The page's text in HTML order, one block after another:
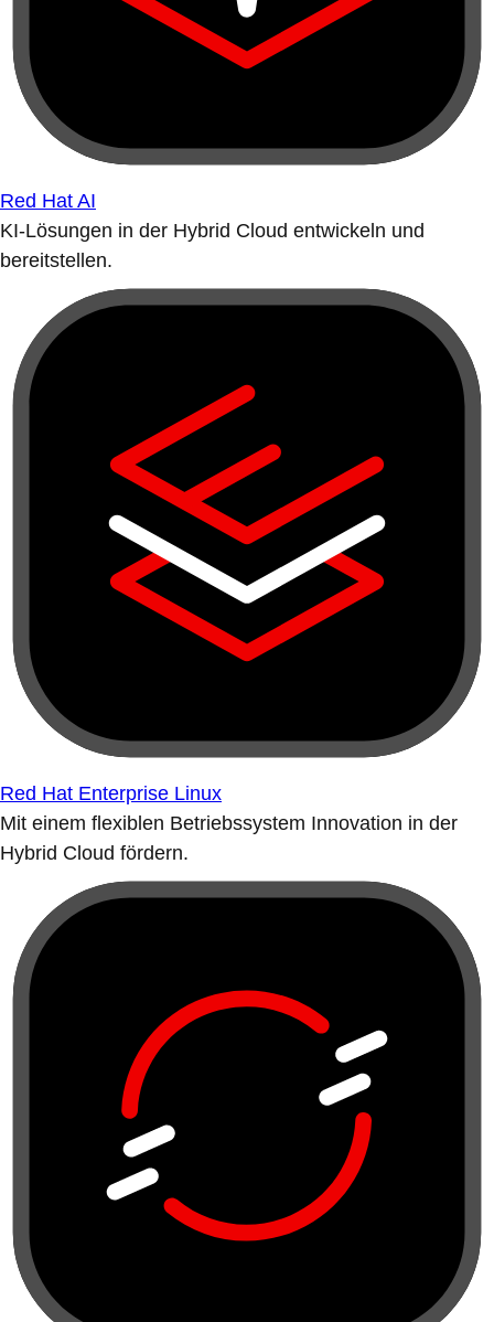
Red Hat AI
KI-Lösungen in der Hybrid Cloud entwickeln und
bereitstellen.
Red Hat Enterprise Linux
Mit einem flexiblen Betriebssystem Innovation in der
Hybrid Cloud fördern.